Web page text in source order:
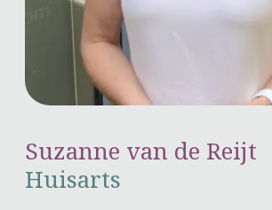
Suzanne van de Reijt
Huisarts